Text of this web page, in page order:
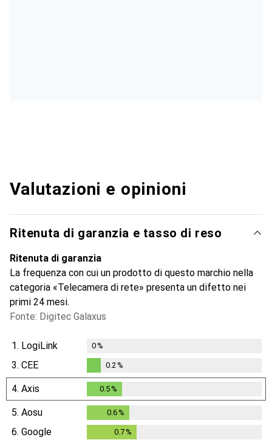
Valutazioni e opinioni
Ritenuta di garanzia e tasso di reso
Ritenuta di garanzia
La frequenza con cui un prodotto di questo marchio nella
categoria «Telecamera di rete» presenta un difetto nei
primi 24 mesi.
Fonte: Digitec Galaxus
1. LogiLink 0%
3. CEE
0.2%
0.2 %
4. Axis 0.5 %
5. Aosu 0.6%
6. Google 0.7%